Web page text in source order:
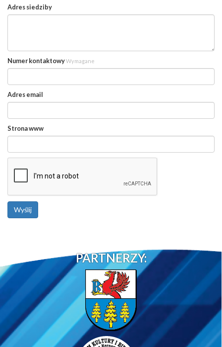
Adres siedziby
Numer kontaktowyWymagane
Adres email
Strona www
PARTNERZY: